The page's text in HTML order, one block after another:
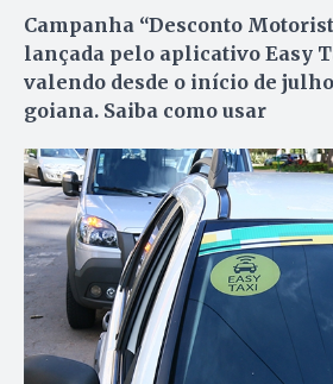
Campanha “Desconto
lançada pelo aplicativo Easy
valendo desde o início de
goiana. Saiba como usar